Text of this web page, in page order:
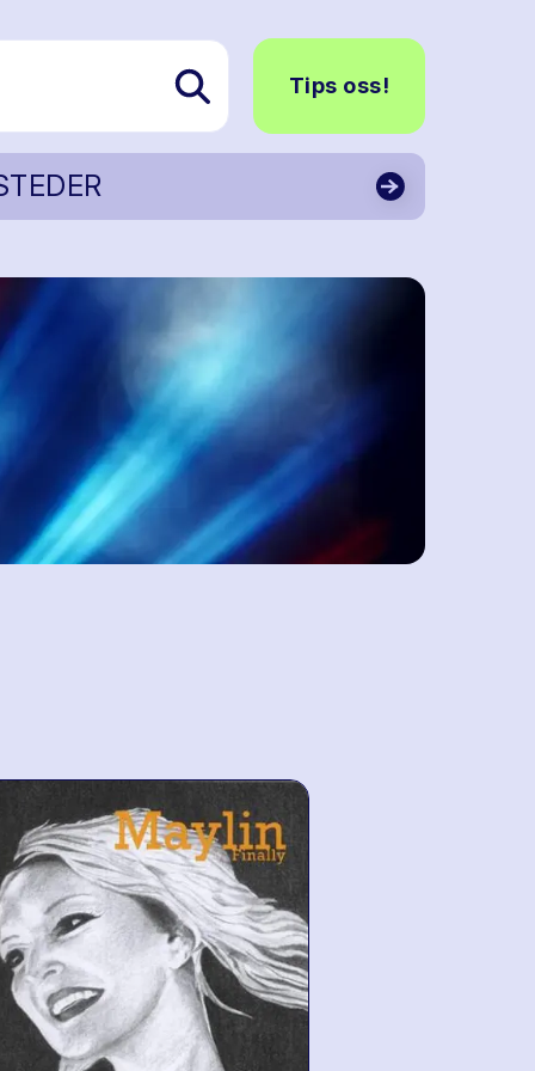
Tips oss!